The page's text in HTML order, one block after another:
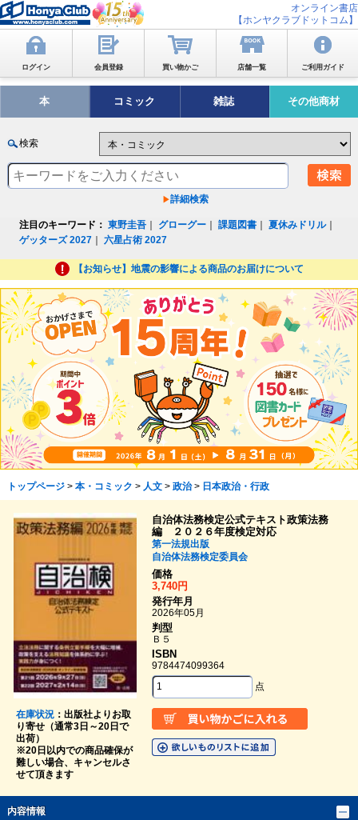
オンライン書店
【ホンヤクラブドットコム】
ログイン 会員登録 買い物かご 店舗一覧 ご利用ガイド
本 コミック 雑誌 その他商材
検索
詳細検索
注目のキーワード： 東野圭吾 グローグー ｜課題図書 ｜夏休みドリル｜
ゲッターズ 2027 ｜六星占術 2027
【お知らせ】地震の影響による商品のお届けについて
トップページ> 本・コミック > 人文> 政治> 日本政治・行政
在庫状況：出版社よりお取
り寄せ（通常3日～20日で
出荷）
※20日以内での商品確保が
難しい場合、キャンセルさ
せて頂きます
自治体法務検定公式テキスト政策法務
編 ２０２６年度検定対応
第一法規出版
自治体法務検定委員会
価格
3,740円
発行年月
2026年05月
判型
Ｂ５
ISBN
9784474099364
点
内容情報